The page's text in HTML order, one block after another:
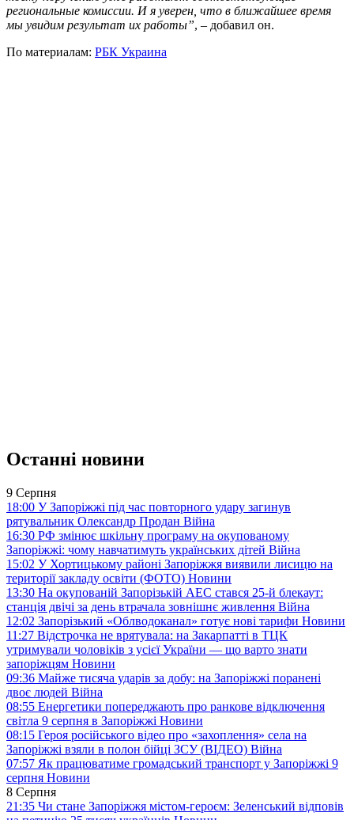
региональные комиссии. И я уверен, что в ближайшее время
мы увидим результат их работы”, – добавил он.
По материалам: РБК Украина
Останні новини
9 Серпня
18:00 У Запоріжжі під час повторного удару загинув
рятувальник Олександр Продан Війна
16:30 РФ змінює шкільну програму на окупованому
Запоріжжі: чому навчатимуть українських дітей Війна
15:02 У Хортицькому районі Запоріжжя виявили лисицю на
території закладу освіти (ФОТО) Новини
13:30 На окупованій Запорізькій АЕС стався 25-й блекаут:
станція двічі за день втрачала зовнішнє живлення Війна
12:02 Запорізький «Облводоканал» готує нові тарифи Новини
11:27 Відстрочка не врятувала: на Закарпатті в ТЦК
утримували чоловіків з усієї України — що варто знати
запоріжцям Новини
09:36 Майже тисяча ударів за добу: на Запоріжжі поранені
двоє людей Війна
08:55 Енергетики попереджають про ранкове відключення
світла 9 серпня в Запоріжжі Новини
08:15 Героя російського відео про «захоплення» села на
Запоріжжі взяли в полон бійці ЗСУ (ВІДЕО) Війна
07:57 Як працюватиме громадський транспорт у Запоріжжі 9
серпня Новини
8 Серпня
21:35 Чи стане Запоріжжя містом-героєм: Зеленський відповів